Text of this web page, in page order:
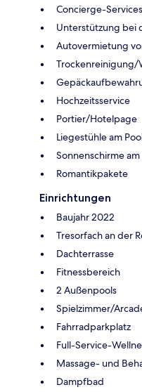
Concierge-Services
Unterstützung bei
Autovermietung
Trockenreinigung/
Hochzeitsservice
Portier/Hotelpage
Liegestühle am
Sonnenschirme am
Romantikpakete
Einrichtungen
Baujahr 2022
Tresorfach an der
Dachterrasse
Fitnessbereich
2 Außenpools
Spielzimmer/
Fahrradparkplatz
Full-Service-
Massage- und
Dampfbad